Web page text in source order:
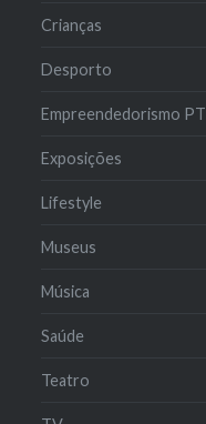
Crianças
Desporto
Empreendedorismo PT
Exposições
Lifestyle
Museus
Música
Saúde
Teatro